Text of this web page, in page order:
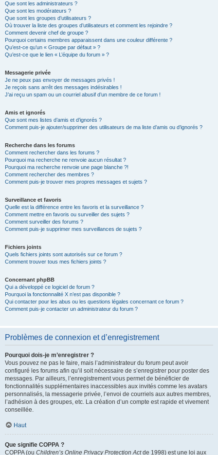
Que sont les administrateurs ?
Que sont les modérateurs ?
Que sont les groupes d’utilisateurs ?
Où trouver la liste des groupes d’utilisateurs et comment les rejoindre ?
Comment devenir chef de groupe ?
Pourquoi certains membres apparaissent dans une couleur différente ?
Qu’est-ce qu’un « Groupe par défaut » ?
Qu’est-ce que le lien « L’équipe du forum » ?
Messagerie privée
Je ne peux pas envoyer de messages privés !
Je reçois sans arrêt des messages indésirables !
J’ai reçu un spam ou un courriel abusif d’un membre de ce forum !
Amis et ignorés
Que sont mes listes d’amis et d’ignorés ?
Comment puis-je ajouter/supprimer des utilisateurs de ma liste d’amis ou d’ignorés ?
Recherche dans les forums
Comment rechercher dans les forums ?
Pourquoi ma recherche ne renvoie aucun résultat ?
Pourquoi ma recherche renvoie une page blanche ?!
Comment rechercher des membres ?
Comment puis-je trouver mes propres messages et sujets ?
Surveillance et favoris
Quelle est la différence entre les favoris et la surveillance ?
Comment mettre en favoris ou surveiller des sujets ?
Comment surveiller des forums ?
Comment puis-je supprimer mes surveillances de sujets ?
Fichiers joints
Quels fichiers joints sont autorisés sur ce forum ?
Comment trouver tous mes fichiers joints ?
Concernant phpBB
Qui a développé ce logiciel de forum ?
Pourquoi la fonctionnalité X n’est pas disponible ?
Qui contacter pour les abus ou les questions légales concernant ce forum ?
Comment puis-je contacter un administrateur du forum ?
Problèmes de connexion et d’enregistrement
Pourquoi dois-je m’enregistrer ?
Vous pouvez ne pas le faire, mais l’administrateur du forum peut avoir
configuré les forums afin qu’il soit nécessaire de s’enregistrer pour poster des
messages. Par ailleurs, l’enregistrement vous permet de bénéficier de
fonctionnalités supplémentaires inaccessibles aux invités comme les avatars
personnalisés, la messagerie privée, l’envoi de courriels aux autres membres,
l’adhésion à des groupes, etc. La création d’un compte est rapide et vivement
conseillée.
Haut
Que signifie COPPA ?
COPPA (ou Children’s Online Privacy Protection Actde 1998) est une loi aux